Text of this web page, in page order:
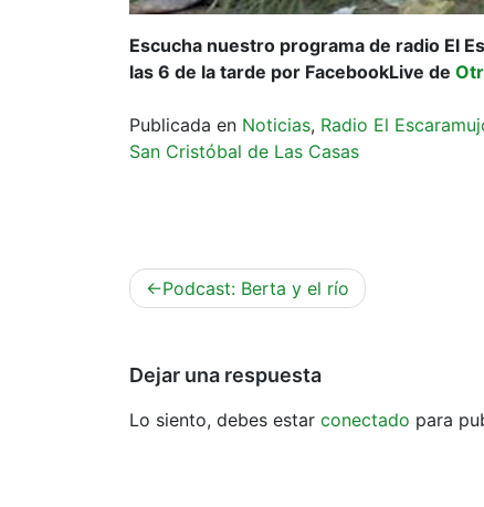
Escucha nuestro programa de radio El
las 6 de la tarde por FacebookLive de
Publicada en Noticias, Radio El
San Cristóbal de Las Casas
Navegación
de
Podcast: Berta y el río
Dejar una respuesta
Lo siento, debes estar conectado para